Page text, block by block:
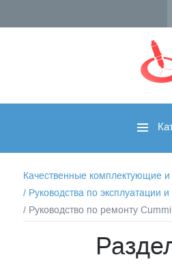
Качественные комплектующие
/ Руководства по
/ Руководство по ремонту